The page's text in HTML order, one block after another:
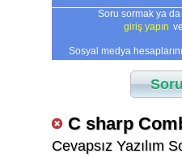
Soru sormak ya
giriş yapın
Sosyal medya
C sharp
Cevapsız Yazılım